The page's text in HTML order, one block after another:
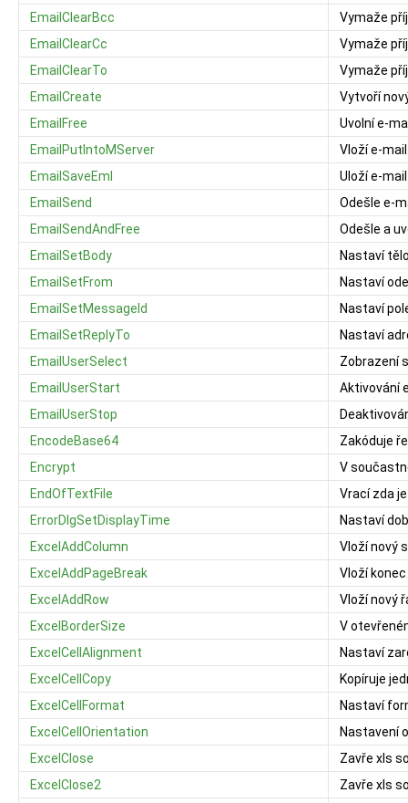
EmailClearBcc
Vymaže
EmailClearCc
Vymaže
EmailClearTo
Vymaže
EmailCreate
Vytvoří
EmailFree
Uvolní e-
EmailPutIntoMServer
Vloží e-
EmailSaveEml
Uloží e-
EmailSend
Odešle e-
EmailSendAndFree
Odešle a
EmailSetBody
Nastaví
EmailSetFrom
Nastaví
EmailSetMessageId
Nastaví
EmailSetReplyTo
Nastaví
EmailUserSelect
Zobrazení
EmailUserStart
Aktivování
EmailUserStop
EncodeBase64
Zakóduje
Encrypt
V
EndOfTextFile
Vrací zda
ErrorDlgSetDisplayTime
Nastaví
ExcelAddColumn
Vloží nový
ExcelAddPageBreak
Vloží
ExcelAddRow
Vloží nový
ExcelBorderSize
V
ExcelCellAlignment
Nastaví
ExcelCellCopy
Kopíruje
ExcelCellFormat
Nastaví
ExcelCellOrientation
Nastavení
ExcelClose
Zavře xls
ExcelClose2
Zavře xls